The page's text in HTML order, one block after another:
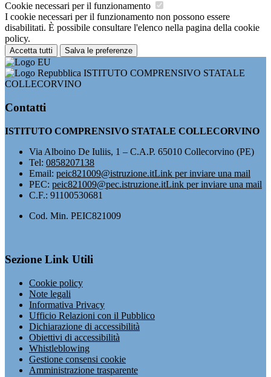
Cookie necessari per il funzionamento
I cookie necessari per il funzionamento non possono essere
disabilitati. È possibile consultare l'elenco nella pagina della cookie
policy.
Accetta tutti Salva le preferenze
ISTITUTO COMPRENSIVO STATALE
COLLECORVINO
Contatti
ISTITUTO COMPRENSIVO STATALE COLLECORVINO
Via Alboino De Iuliis, 1 – C.A.P. 65010 Collecorvino (PE)
Tel: 0858207138
Email: peic821009@istruzione.itLink per inviare una mail
PEC: peic821009@pec.istruzione.itLink per inviare una mail
C.F.: 91100530681
Cod. Min. PEIC821009
Sezione Link Utili
Cookie policy
Note legali
Informativa Privacy
Ufficio Relazioni con il Pubblico
Dichiarazione di accessibilità
Obiettivi di accessibilità
Whistleblowing
Gestione consensi cookie
Amministrazione trasparente